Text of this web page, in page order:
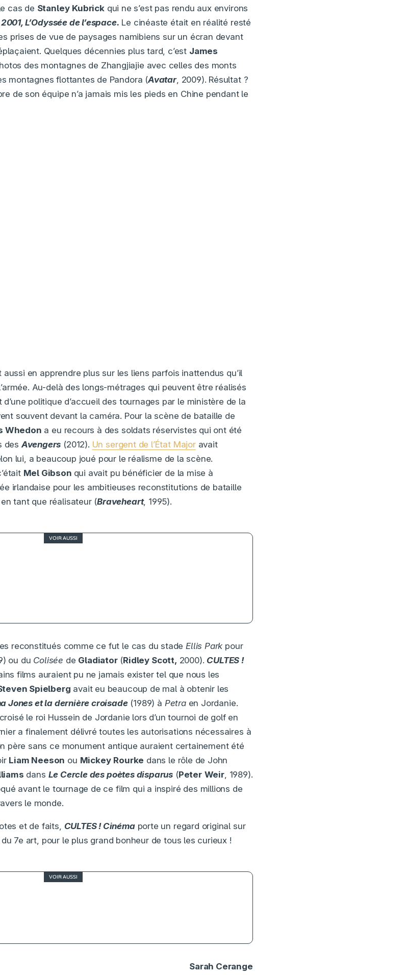
cas de Stanley Kubrickqui ne s’est pas rendu aux environs
2001, L’Odyssée de l’espace. Le cinéaste était en réalité resté
prises de vue de paysages namibiens sur un écran devant
Quelques décennies plus tard, c’est James
des montagnes de Zhangjiajie avec celles des monts
montagnes flottantes de Pandora (Avatar, 2009). Résultat ?
de son équipe n’a jamais mis les pieds en Chine pendant le
aussi en apprendre plus sur les liens parfois inattendus qu’il
Au-delà des longs-métrages qui peuvent être réalisés
politique d’accueil des tournages par le ministère de la
souvent devant la caméra. Pour la scène de bataille de
Whedon a eu recours à des soldats réservistes qui ont été
desAvengers (2012). Un sergent de l’État Majoravait
lui, a beaucoup joué pour le réalisme de la scène.
Mel Gibson qui avait pu bénéficier de la mise à
irlandaise pour les ambitieuses reconstitutions de bataille
tant que réalisateur (Braveheart, 1995).
VOIR AUSSI
reconstitués comme ce fut le cas du stadeEllis Park pour
ou du Colisée de Gladiator(Ridley Scott, 2000). CULTES !
films auraient pu ne jamais exister tel que nous les
Spielberg avait eu beaucoup de mal à obtenir les
Jones et la dernière croisade(1989) à Petraen Jordanie.
le roi Hussein de Jordanie lors d’un tournoi de golf en
a finalement délivré toutes les autorisations nécessaires à
père sans ce monument antique auraient certainement été
Liam Neeson ou Mickey Rourke dans le rôle de John
dans Le Cercle des poètes disparus (Peter Weir, 1989).
avant le tournage de ce film qui a inspiré des millions de
le monde.
et de faits, CULTES ! Cinémaporte un regard original sur
7e art, pour le plus grand bonheur de tous les curieux !
VOIR AUSSI
Sarah Cerange